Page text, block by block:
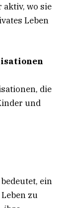
wo sie
Leben
die
und
ein
zu